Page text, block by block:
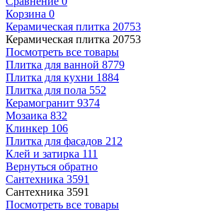
Корзина 0
Керамическая плитка 20753
Керамическая плитка 20753
Посмотреть все товары
Плитка для ванной 8779
Плитка для кухни 1884
Плитка для пола 552
Керамогранит 9374
Мозаика 832
Клинкер 106
Плитка для фасадов 212
Клей и затирка 111
Вернуться обратно
Сантехника 3591
Сантехника 3591
Посмотреть все товары